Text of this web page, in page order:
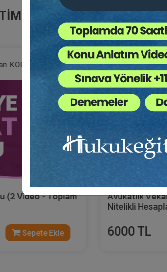
KORKMAZ
(2 Video - Toplam
Sepete Ekle
Hukuk
Avukatlık
Nitelikli
6000 TL